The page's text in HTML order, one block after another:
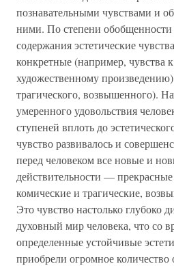
познавательными чувствами и
ними. По степени обобщенности
содержания эстетические
конкретные (например, чувства
художественному
трагического, возвышенного).
умеренного удовольствия
ступеней вплоть до
чувство развивалось и
перед человеком все новые и
действительности —
комические и трагические,
Это чувство настолько глубоко
духовный мир человека, что со
определенные устойчивые
приобрели огромное количество